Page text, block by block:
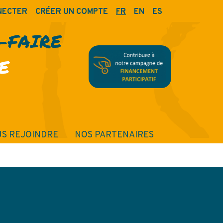
CRÉER UN COMPTE FR EN ES
FAIRE
REJOINDRE NOS PARTENAIRES